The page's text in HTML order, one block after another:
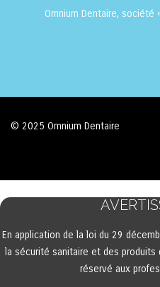
Omnium Dentaire, société
© 2025 Omnium Dentaire
En application de la loi du 29
la sécurité sanitaire et des
réservé aux